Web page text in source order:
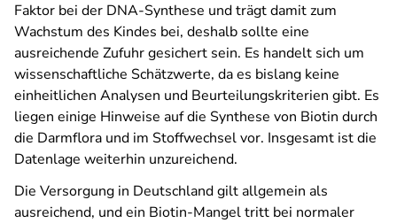
Faktor bei der DNA-Synthese und trägt damit zum
Wachstum des Kindes bei, deshalb sollte eine
ausreichende Zufuhr gesichert sein. Es handelt sich um
wissenschaftliche Schätzwerte, da es bislang keine
einheitlichen Analysen und Beurteilungskriterien gibt. Es
liegen einige Hinweise auf die Synthese von Biotin durch
die Darmflora und im Stoffwechsel vor. Insgesamt ist die
Datenlage weiterhin unzureichend.
Die Versorgung in Deutschland gilt allgemein als
ausreichend, und ein Biotin-Mangel tritt bei normaler